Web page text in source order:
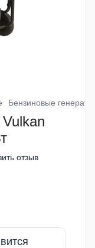
Бензиновые
отзыв